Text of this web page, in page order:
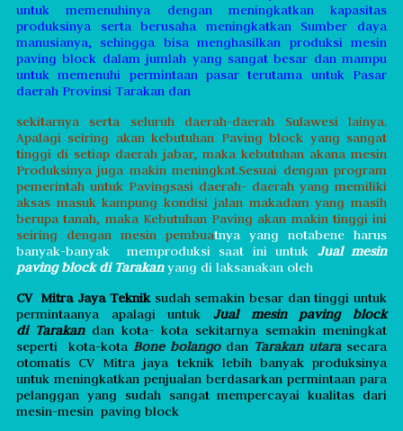
untuk memenuhinya dengan meningkatkan kapasitas
produksinya serta berusaha meningkatkan Sumber daya
manusianya, sehingga bisa menghasilkan produksi mesin
paving block dalam jumlah yang sangat besar dan mampu
untuk memenuhi permintaan pasar terutama untuk Pasar
daerah Provinsi Tarakan dan
sekitarnya serta seluruh daerah-daerah Sulawesi lainya.
Apalagi seiring akan kebutuhan Paving block yang sangat
tinggi di setiap daerah jabar, maka kebutuhan akana mesin
Produksinya juga makin meningkat.Sesuai dengan program
pemerintah untuk Pavingsasi daerah- daerah yang memiliki
aksas masuk kampung kondisi jalan makadam yang masih
berupa tanah, maka Kebutuhan Paving akan makin tinggi ini
seiring dengan mesin pembuatnya yang notabene harus
banyak-banyak memproduksi saat ini untuk Jual mesin
paving block di Tarakanyang di laksanakan oleh
CV Mitra Jaya Tekniksudah semakin besar dan tinggi untuk
permintaanya apalagi untuk Jual mesin paving block
di Tarakan dan kota- kota sekitarnya semakin meningkat
seperti kota-kota Bone bolango dan Tarakan utara secara
otomatis CV Mitra jaya teknik lebih banyak produksinya
untuk meningkatkan penjualan berdasarkan permintaan para
pelanggan yang sudah sangat mempercayai kualitas dari
mesin-mesin paving block